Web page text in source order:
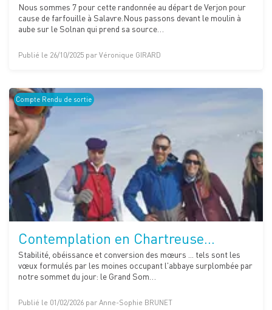
Nous sommes 7 pour cette randonnée au départ de Verjon pour
cause de farfouille à Salavre.Nous passons devant le moulin à
aube sur le Solnan qui prend sa source…
Publié le 26/10/2025 par Véronique GIRARD
Compte Rendu de sortie
Contemplation en Chartreuse...
Stabilité, obéissance et conversion des mœurs ... tels sont les
vœux formulés par les moines occupant l'abbaye surplombée par
notre sommet du jour: le Grand Som…
Publié le 01/02/2026 par Anne-Sophie BRUNET